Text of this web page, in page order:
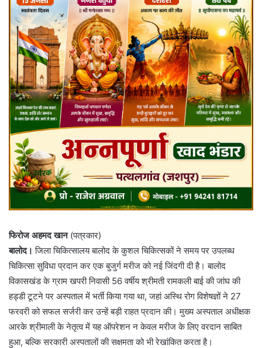
फिरोज अहमद खान(पत्रकार)
बालोद। जिला चिकित्सालय बालोद के कुशल चिकित्सकों ने समय पर उपलब्ध
चिकित्सा सुविधा प्रदान कर एक बुजुर्ग मरीज को नई जिंदगी दी है। बालोद
विकासखंड के ग्राम खपरी निवासी 56 वर्षीय श्रीमती रामकली बाई की जांघ की
हड्डी टूटने पर अस्पताल में भर्ती किया गया था, जहां अस्थि रोग विशेषज्ञों ने 27
फरवरी को सफल सर्जरी कर उन्हें बड़ी राहत प्रदान की। मुख्य अस्पताल अधीक्षक
आरके श्रीमाली के नेतृत्व में यह ऑपरेशन न केवल मरीज के लिए वरदान साबित
हुआ, बल्कि सरकारी अस्पतालों की सक्षमता को भी रेखांकित करता है।